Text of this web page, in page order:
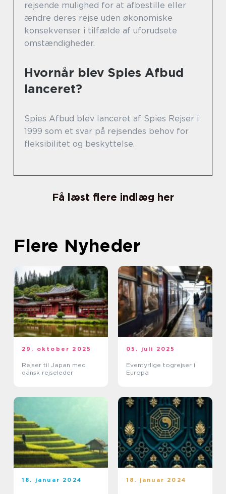
rejsende mulighed for at afbestille eller
ændre deres rejse uden økonomiske
konsekvenser i tilfælde af uforudsete
omstændigheder.
Hvornår blev Spies Afbud
lanceret?
Spies Afbud blev lanceret af Spies Rejser i
1999 som et svar på rejsendes behov for
fleksibilitet og beskyttelse.
Få læst flere indlæg her
Flere Nyheder
29. oktober 2025
Rejser til Japan med
dansk rejseleder
05. juli 2025
Eventyrlige togrejser i
Europa
18. januar 2024 18. januar 2024